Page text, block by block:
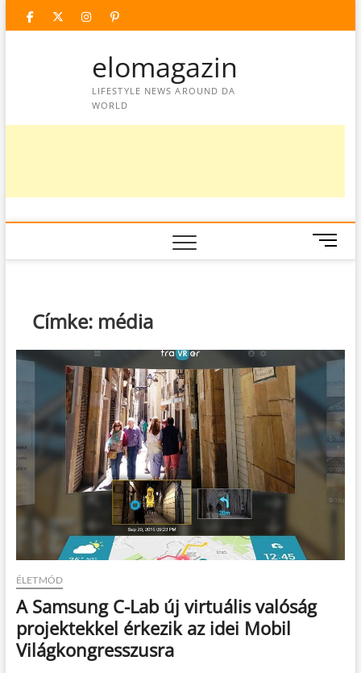
facebooktwitter
instagram
googleplus
pinterest
elomagazin
LIFESTYLE NEWS AROUND DA
WORLD
M
e
Címke: média
ÉLETMÓD
A Samsung C-Lab új virtuális valóság
projektekkel érkezik az idei Mobil
Világkongresszusra